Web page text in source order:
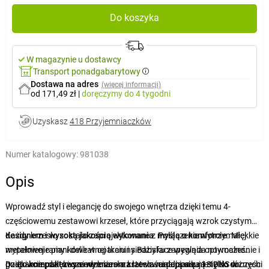
Do koszyka
W magazynie u dostawcy
Transport ponadgabarytowy
Dostawa na adres (więcej informacji)
od 171,49 zł |doręczymydo 4 tygodni
Uzyskasz 418 Przyjemniaczków
Numer katalogowy:981038
Opis
Wprowadź styl i elegancję do swojego wnętrza dzięki temu 4-
częściowemu zestawowi krzeseł, które przyciągają wzrok czystym
designem i wysoką jakością wykonania. Połączenie wytrzymałej
metalowej ramy i delikatnej tkaniny Babyface wygląda nowocześnie i
gustownie, dzięki czemu krzesła z łatwością dopasują się do różnych
Każdy krzesło zostało zaprojektowane zmyślą o komforcie. Miękkie
wypełnienie piankowe w oparciu i siedzisku zapewnia optymalne
podparcie podczas siedzenia – zastosowana pianka 18 DNS w części
Dziękikompaktowym wymiaromkrzesłanadają sięnie tylko do